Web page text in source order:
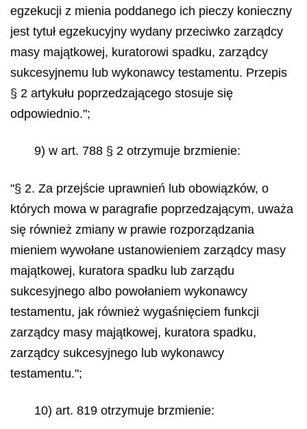
egzekucji z mienia poddanego ich pieczy konieczny
jest tytuł egzekucyjny wydany przeciwko zarządcy
masy majątkowej, kuratorowi spadku, zarządcy
sukcesyjnemu lub wykonawcy testamentu. Przepis
§ 2 artykułu poprzedzającego stosuje się
odpowiednio.";
9) w art. 788 § 2 otrzymuje brzmienie:
"§ 2. Za przejście uprawnień lub obowiązków, o
których mowa w paragrafie poprzedzającym, uważa
się również zmiany w prawie rozporządzania
mieniem wywołane ustanowieniem zarządcy masy
majątkowej, kuratora spadku lub zarządu
sukcesyjnego albo powołaniem wykonawcy
testamentu, jak również wygaśnięciem funkcji
zarządcy masy majątkowej, kuratora spadku,
zarządcy sukcesyjnego lub wykonawcy
testamentu.";
10) art. 819 otrzymuje brzmienie: